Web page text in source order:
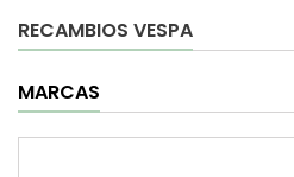
RECAMBIOS VESPA
MARCAS